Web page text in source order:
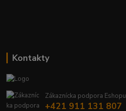
Kontakty
Zákaznícka podpora Eshopu
+421 911 131 807